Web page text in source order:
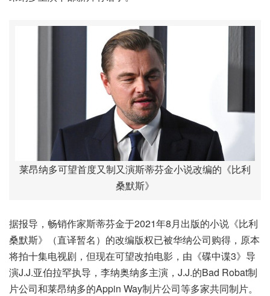
莱昂纳多可望首度又制又演斯蒂芬金小说改编的《比利
桑默斯》
据报导，畅销作家斯蒂芬金于2021年8月出版的小说《比利
桑默斯》（直译暂名）的改编版权已被华纳公司购得，原本
将拍十集电视剧，但现在可望改拍电影，由《碟中谍3》导
演J.J.亚伯拉罕执导，李纳奥纳多主演，J.J.的Bad Robat制
片公司和莱昂纳多的Appin Way制片公司等多家共同制片。